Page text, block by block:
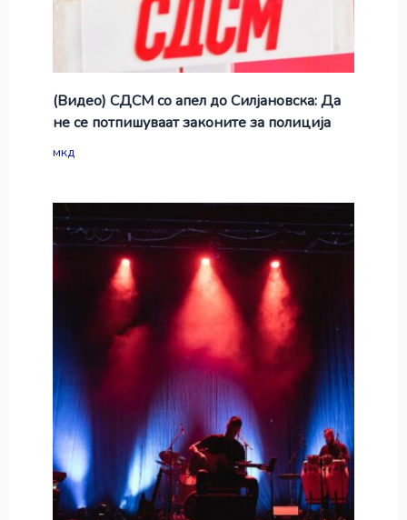
(Видео) СДСМ со апел до Силјановска: Да
не се потпишуваат законите за полиција
мкд